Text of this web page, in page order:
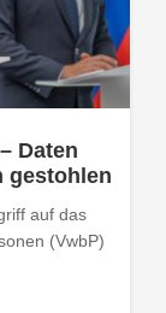
Daten
gestohlen
auf das
(VwbP)